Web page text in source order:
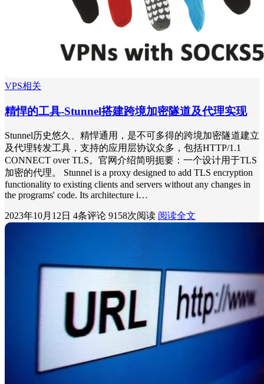
VPS相关
精悍的工具-Stunnel搭建跨境加密隧道及代理实现
Stunnel历史悠久、精悍通用，是不可多得的跨境加密隧道建立
及代理转发工具，支持的应用层协议众多，包括HTTP/1.1
CONNECT over TLS。官网介绍简明扼要：一个设计用于TLS
加密的代理。 Stunnel is a proxy designed to add TLS encryption
functionality to existing clients and servers without any changes in
the programs' code. Its architecture i…
2023年10月12日 4条评论 9158次阅读 阅读全文